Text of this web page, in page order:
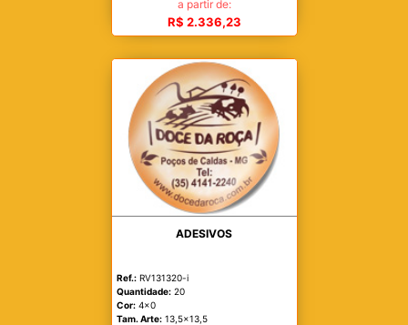
a partir de:
R$ 2.336,23
ADESIVOS
Ref.:RV131320-i
Quantidade: 20
Cor: 4x0
Tam. Arte:13,5x13,5